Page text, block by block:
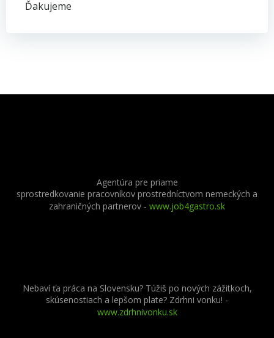
Ďakujeme
Agentúra pre priame
sprostredkovanie pracovníkov prostredníctvom nemeckých a
zahraničných partnerov - www.job4gastro.sk
Nebaví ťa práca na Slovensku? Túžiš po nových zážitkoch,
skúsenostiach a lepšom plate? Zdrhni vonku! -
www.zdrhnivonku.sk